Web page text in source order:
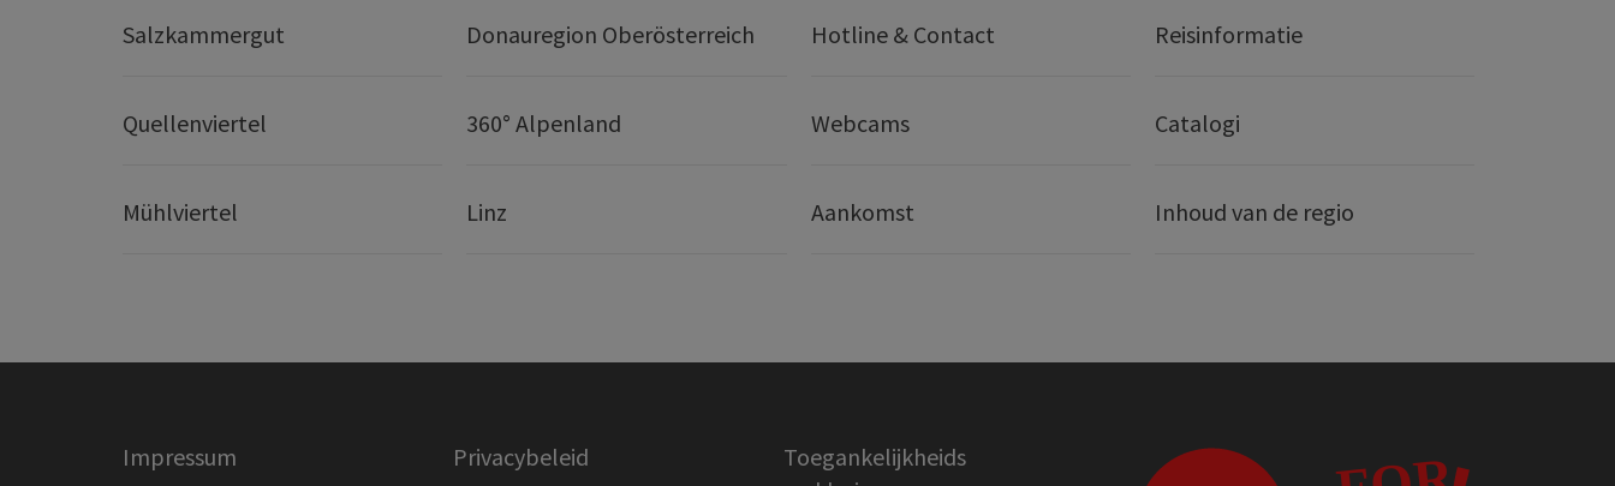
Salzkammergut Donauregion Oberösterreich
Quellenviertel 360° Alpenland
Mühlviertel Linz
Hotline & Contact Reisinformatie
Webcams Catalogi
Aankomst Inhoud van de regio
Impressum Privacybeleid
Toegankelijkheids